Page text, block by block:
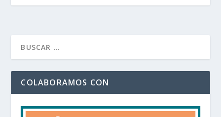
COLABORAMOS CON